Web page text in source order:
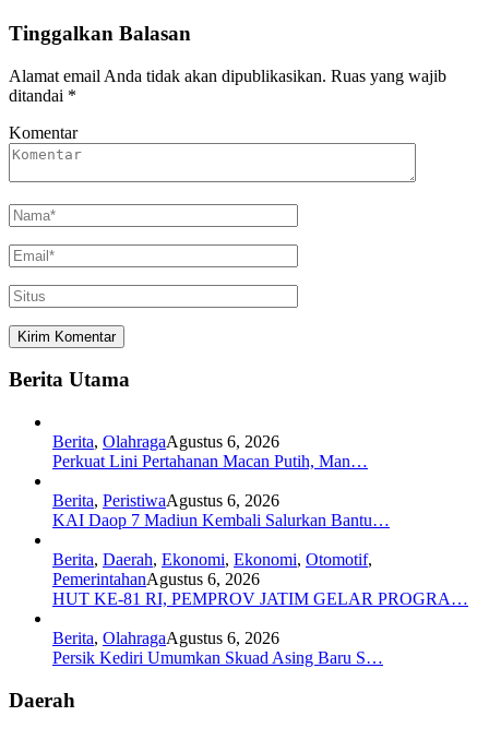
Tinggalkan Balasan
Alamat email Anda tidak akan dipublikasikan. Ruas yang wajib
ditandai *
Komentar
Berita Utama
Berita, OlahragaAgustus 6, 2026
Perkuat Lini Pertahanan Macan Putih, Man…
Berita, PeristiwaAgustus 6, 2026
KAI Daop 7 Madiun Kembali Salurkan Bantu…
Berita, Daerah, Ekonomi, Ekonomi, Otomotif,
PemerintahanAgustus 6, 2026
HUT KE-81 RI, PEMPROV JATIM GELAR PROGRA…
Berita, OlahragaAgustus 6, 2026
Persik Kediri Umumkan Skuad Asing Baru S…
Daerah